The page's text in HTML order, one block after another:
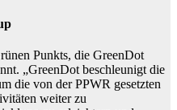
Punkts, die GreenDot
„GreenDot beschleunigt die
die von der PPWR gesetzten
weiter zu